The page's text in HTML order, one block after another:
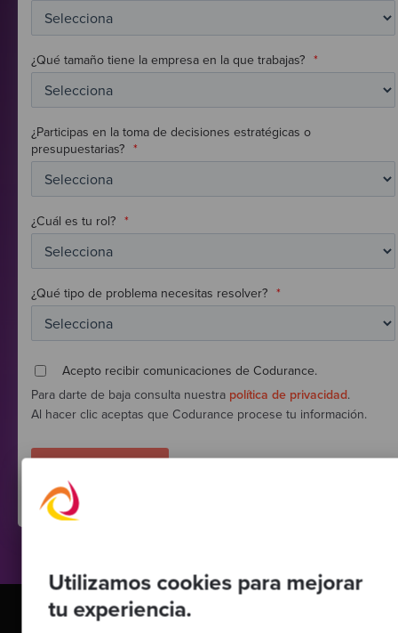
Utilizamos cookies para mejorar
tu experiencia.
¿Qué tamaño tiene la empresa en la que trabajas? *
¿Participas en la toma de decisiones estratégicas o
presupuestarias? *
¿Cuál es tu rol? *
¿Qué tipo de problema necesitas resolver? *
Acepto recibir comunicaciones de Codurance.
Para darte de baja consulta nuestra política de privacidad.
Al hacer clic aceptas que Codurance procese tu información.